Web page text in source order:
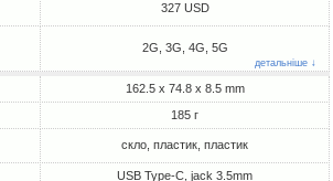
327 USD
2G, 3G, 4G, 5G
детальніше ↓
162.5 x 74.8 x 8.5 mm
185 г
скло, пластик, пластик
USB Type-C, jack 3.5mm